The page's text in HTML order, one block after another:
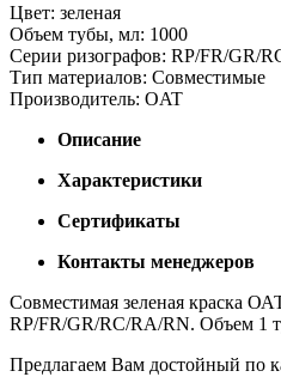
Цвет: зеленая
Объем тубы, мл: 1000
Серии ризографов: RP/FR/GR/
Тип материалов: Совместимые
Производитель: OAT
Описание
Характеристики
Сертификаты
Контакты менеджеров
Совместимая зеленая краска
RP/FR/GR/RC/RA/RN. Объем 1
Предлагаем Вам достойный по